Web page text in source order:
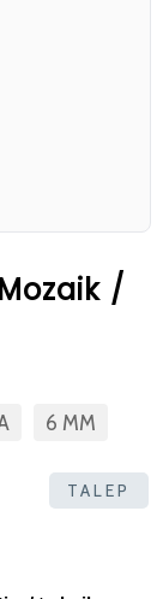
/
6 MM
TALEP